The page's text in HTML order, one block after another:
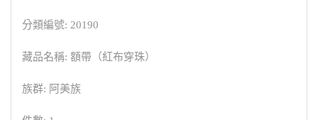
分類編號: 20190
藏品名稱: 額帶（紅布穿珠）
族群: 阿美族